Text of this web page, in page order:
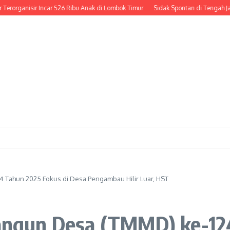
Incar 526 Ribu Anak di Lombok Timur Sidak Spontan di Tengah Jalan:
2025 Fokus di Desa Pengambau Hilir Luar, HST
Desa (TMMD) ke-